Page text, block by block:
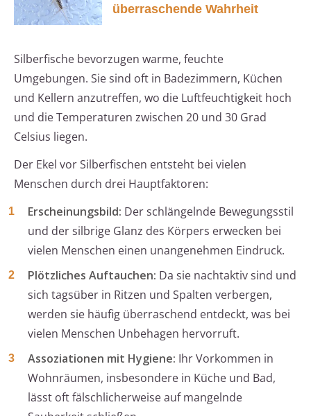
überraschende Wahrheit
Silberfische bevorzugen warme, feuchte
Umgebungen. Sie sind oft in Badezimmern, Küchen
und Kellern anzutreffen, wo die Luftfeuchtigkeit hoch
und die Temperaturen zwischen 20 und 30 Grad
Celsius liegen.
Der Ekel vor Silberfischen entsteht bei vielen
Menschen durch drei Hauptfaktoren:
Erscheinungsbild: Der schlängelnde Bewegungsstil
und der silbrige Glanz des Körpers erwecken bei
vielen Menschen einen unangenehmen Eindruck.
Plötzliches Auftauchen: Da sie nachtaktiv sind und
sich tagsüber in Ritzen und Spalten verbergen,
werden sie häufig überraschend entdeckt, was bei
vielen Menschen Unbehagen hervorruft.
Assoziationen mit Hygiene: Ihr Vorkommen in
Wohnräumen, insbesondere in Küche und Bad,
lässt oft fälschlicherweise auf mangelnde